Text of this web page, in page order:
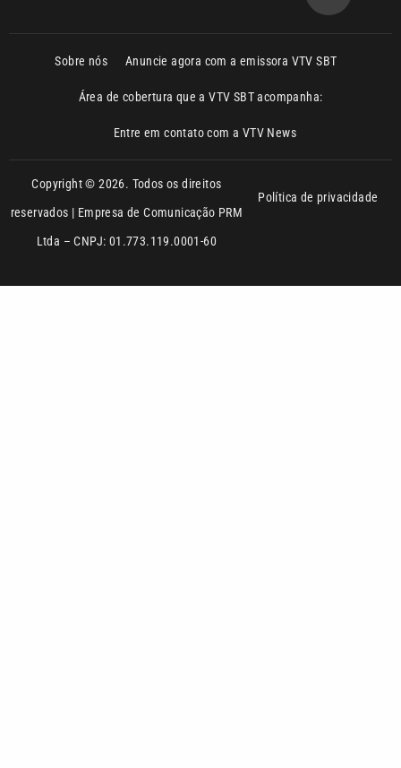
Anuncie agora com a emissora VTV SBT
Copyright © 2026. Todos os direitos
Ltda – CNPJ: 01.773.119.0001-60